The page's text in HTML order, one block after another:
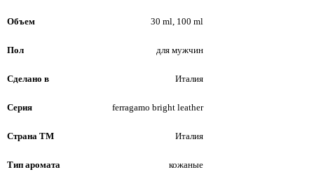
Объем 30 ml, 100 ml
Пол для мужчин
Сделано в Италия
Серия ferragamo bright leather
Страна ТМ Италия
Тип аромата кожаные